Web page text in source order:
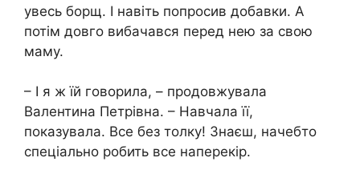
увесь борщ. І навіть попросив добавки. А
потім довго вибачався перед нею за свою
маму.
– І я ж їй говорила, – продовжувала
Валентина Петрівна. – Навчала її,
показувала. Все без толку! Знаєш, начебто
спеціально робить все наперекір.